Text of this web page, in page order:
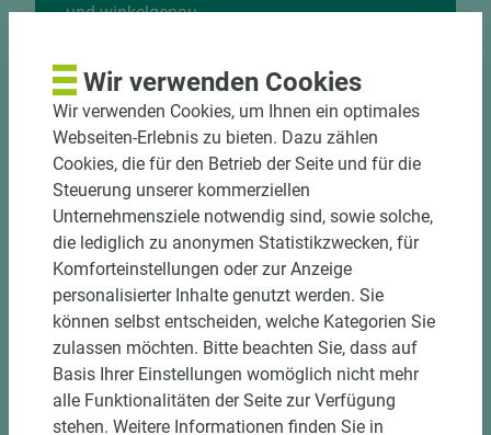
und winkelgenau
halbautomatische Beschickung
Einzelteiletikettierung auf Wunsch möglich
Materialschonende und kundengerechte
Verpackung der Fixmaße
Jetzt Zuschnitt anfragen
Wir verwenden Cookies
Wir verwenden Cookies, um Ihnen ein optimales
Webseiten-Erlebnis zu bieten. Dazu zählen
Cookies, die für den Betrieb der Seite und für die
Steuerung unserer kommerziellen
Unternehmensziele notwendig sind, sowie solche,
die lediglich zu anonymen Statistikzwecken, für
Komforteinstellungen oder zur Anzeige
personalisierter Inhalte genutzt werden. Sie
können selbst entscheiden, welche Kategorien Sie
zulassen möchten. Bitte beachten Sie, dass auf
Basis Ihrer Einstellungen womöglich nicht mehr
alle Funktionalitäten der Seite zur Verfügung
stehen. Weitere Informationen finden Sie in